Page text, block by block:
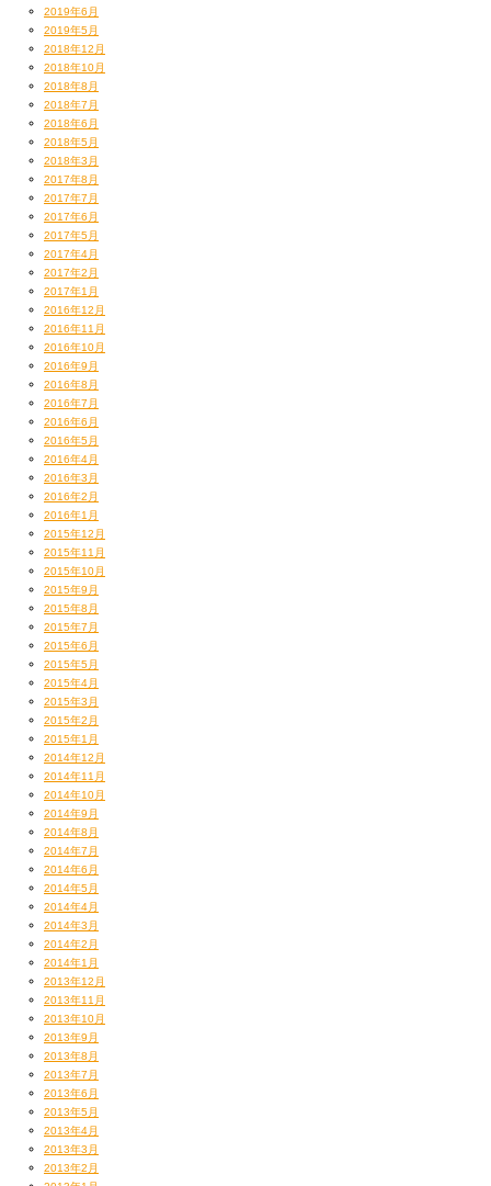
2019年6月
2019年5月
2018年12月
2018年10月
2018年8月
2018年7月
2018年6月
2018年5月
2018年3月
2017年8月
2017年7月
2017年6月
2017年5月
2017年4月
2017年2月
2017年1月
2016年12月
2016年11月
2016年10月
2016年9月
2016年8月
2016年7月
2016年6月
2016年5月
2016年4月
2016年3月
2016年2月
2016年1月
2015年12月
2015年11月
2015年10月
2015年9月
2015年8月
2015年7月
2015年6月
2015年5月
2015年4月
2015年3月
2015年2月
2015年1月
2014年12月
2014年11月
2014年10月
2014年9月
2014年8月
2014年7月
2014年6月
2014年5月
2014年4月
2014年3月
2014年2月
2014年1月
2013年12月
2013年11月
2013年10月
2013年9月
2013年8月
2013年7月
2013年6月
2013年5月
2013年4月
2013年3月
2013年2月